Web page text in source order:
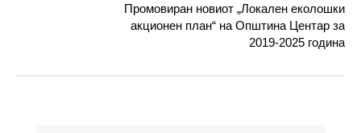
Промовиран новиот „Локален еколошки
акционен план“ на Општина Центар за
2019-2025 година